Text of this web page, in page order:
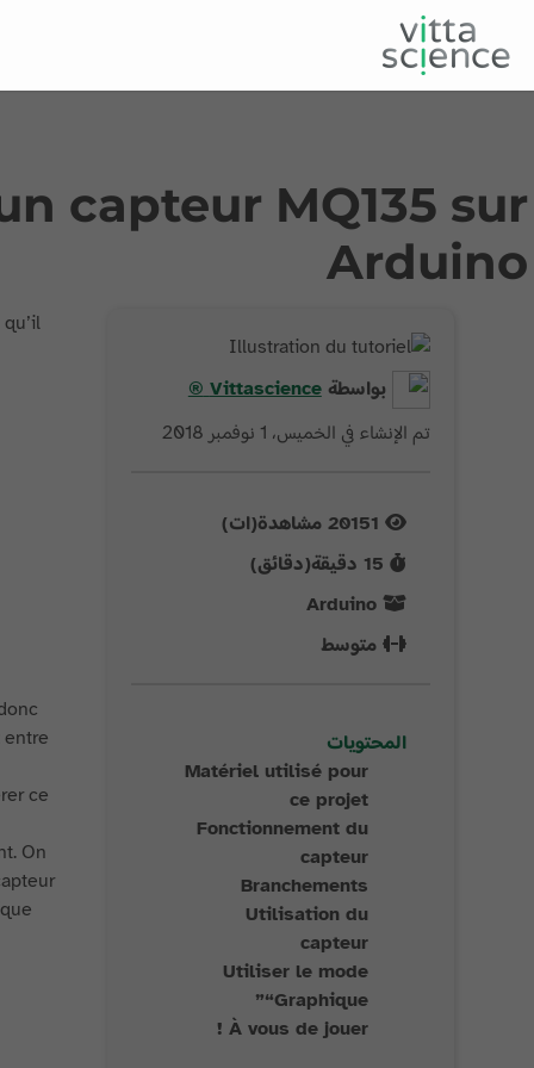
capteur MQ135 sur
Arduino
بواسطةVittascience
®
تم الإنشاء في الخميس، 1 نوفمبر 2018
20151 مشاهدة(ات)
15 دقيقة(دقائق)
Arduino
متوسط
المحتويات
Matériel utilisé pour
ce projet
Fonctionnement du
capteur
Branchements
Utilisation du
capteur
Utiliser le mode
“Graphique”
À vous de jouer !
entre
ce
On